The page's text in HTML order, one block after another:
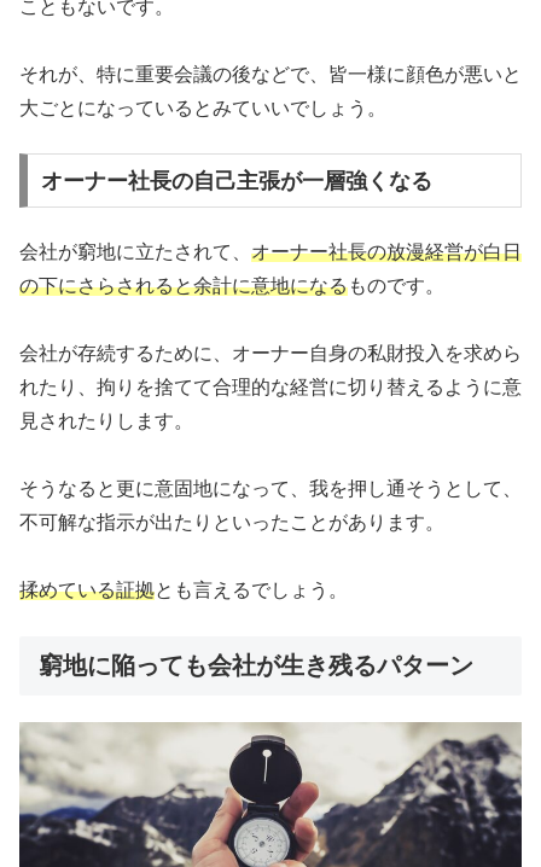
こともないです。
それが、特に重要会議の後などで、皆一様に顔色が悪いと
大ごとになっているとみていいでしょう。
オーナー社長の自己主張が一層強くなる
会社が窮地に立たされて、 オーナー社長の放漫経営が白日
の下にさらされると余計に意地になるものです。
会社が存続するために、オーナー自身の私財投入を求めら
れたり、拘りを捨てて合理的な経営に切り替えるように意
見されたりします。
そうなると更に意固地になって、我を押し通そうとして、
不可解な指示が出たりといったことがあります。
揉めている証拠とも言えるでしょう。
窮地に陥っても会社が生き残るパターン